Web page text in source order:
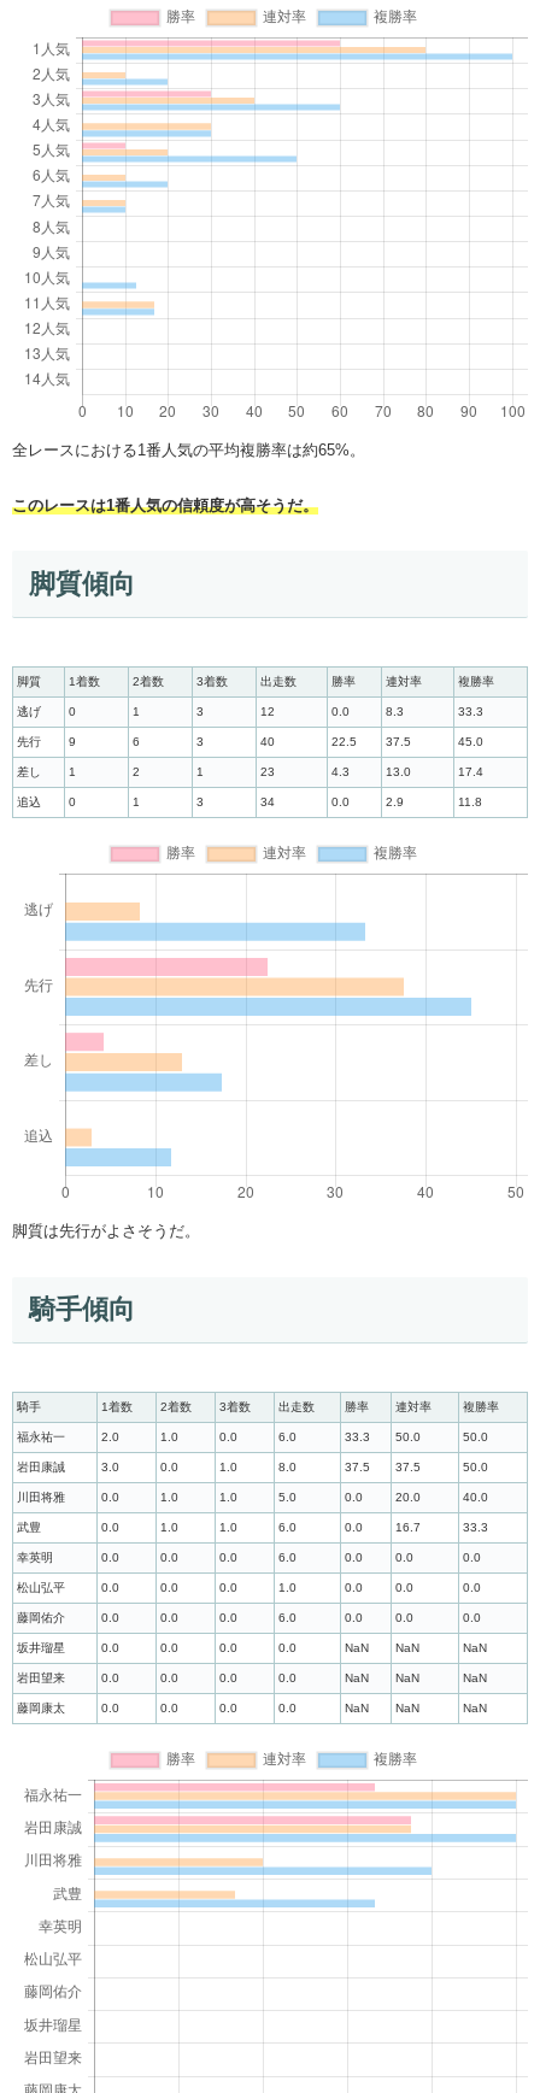
全レースにおける1番人気の平均複勝率は約65%。
このレースは1番人気の信頼度が高そうだ。
脚質傾向
脚質 1着数 2着数 3着数 出走数 勝率 連対率 複勝率
逃げ 0 1 3 12 0.0 8.3 33.3
先行 9 6 3 40 22.5 37.5 45.0
差し 1 2 1 23 4.3 13.0 17.4
追込 0 1 3 34 0.0 2.9 11.8
脚質は先行がよさそうだ。
騎手傾向
騎手 1着数 2着数 3着数 出走数 勝率 連対率 複勝率
福永祐一 2.0 1.0 0.0 6.0 33.3 50.0 50.0
岩田康誠 3.0 0.0 1.0 8.0 37.5 37.5 50.0
川田将雅 0.0 1.0 1.0 5.0 0.0 20.0 40.0
武豊 0.0 1.0 1.0 6.0 0.0 16.7 33.3
幸英明 0.0 0.0 0.0 6.0 0.0 0.0 0.0
松山弘平 0.0 0.0 0.0 1.0 0.0 0.0 0.0
藤岡佑介 0.0 0.0 0.0 6.0 0.0 0.0 0.0
坂井瑠星 0.0 0.0 0.0 0.0 NaN NaN NaN
岩田望来 0.0 0.0 0.0 0.0 NaN NaN NaN
藤岡康太 0.0 0.0 0.0 0.0 NaN NaN NaN